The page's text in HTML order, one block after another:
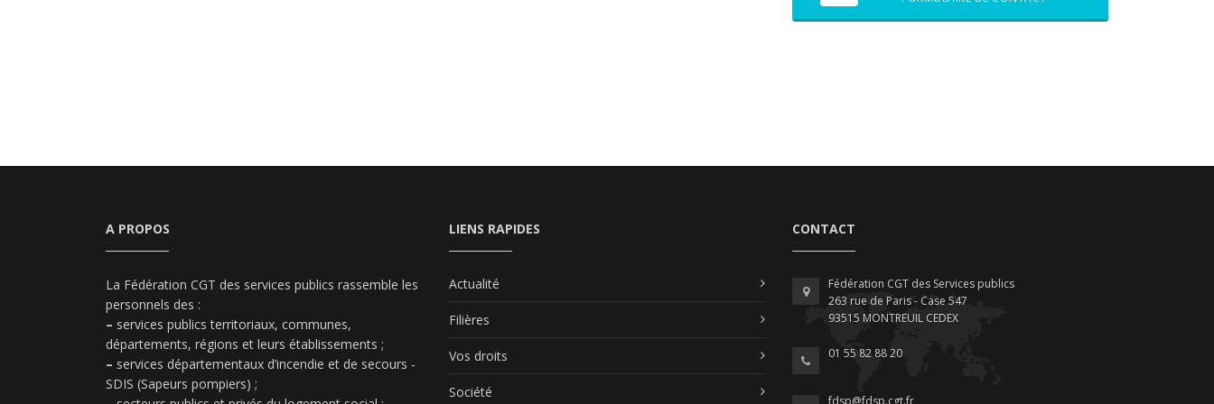
A PROPOS
La Fédération CGT des services publics rassemble les
personnels des :
– services publics territoriaux, communes,
départements, régions et leurs établissements ;
– services départementaux d’incendie et de secours -
SDIS (Sapeurs pompiers) ;
LIENS RAPIDES
Actualité
Filières
Vos droits
Société
CONTACT
Fédération CGT des Services publics
263 rue de Paris - Case 547
93515 MONTREUIL CEDEX
01 55 82 88 20
fdsp@fdsp.cgt.fr